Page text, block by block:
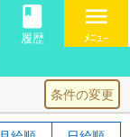
book
履歴
menu
ﾒﾆｭｰ
条件の変更